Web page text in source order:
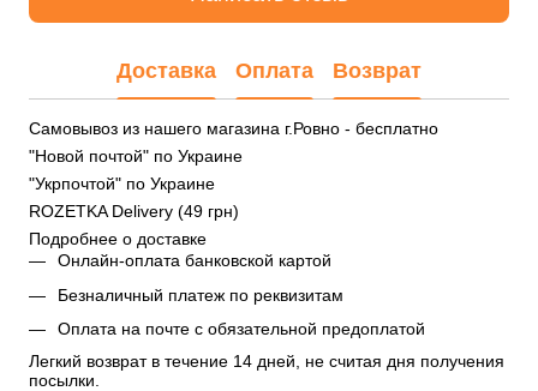
Доставка Оплата Возврат
Самовывоз из нашего магазина г.Ровно - бесплатно
"Новой почтой" по Украине
"Укрпочтой" по Украине
ROZETKA Delivery (49 грн)
Подробнее о доставке
Онлайн-оплата банковской картой
Безналичный платеж по реквизитам
Оплата на почте с обязательной предоплатой
Легкий возврат в течение 14 дней, не считая дня получения
посылки.